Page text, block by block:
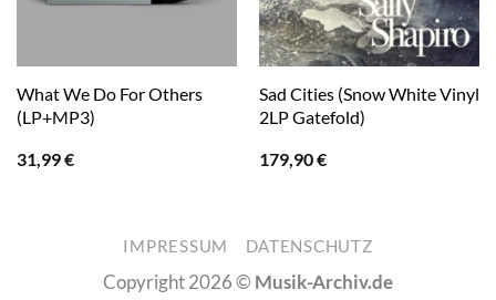
What We Do For Others
(LP+MP3)
31,99€
Sad Cities (Snow White Vinyl
2LP Gatefold)
179,90€
IMPRESSUM DATENSCHUTZ
Copyright 2026 © Musik-Archiv.de